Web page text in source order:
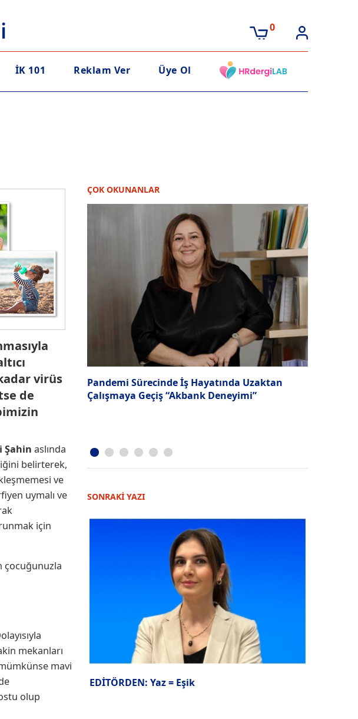
0
İK 101 Reklam Ver Üye Ol
virüs
de
Şahin aslında
belirterek,
ve
uymalı ve
için
çocuğunuzla
mekanları
mavi
olup
ÇOK OKUNANLAR
Pandemi Sürecinde İş Hayatında Uzaktan
Çalışmaya Geçiş “Akbank Deneyimi”
SONRAKİ YAZI
EDİTÖRDEN: Yaz = Eşik